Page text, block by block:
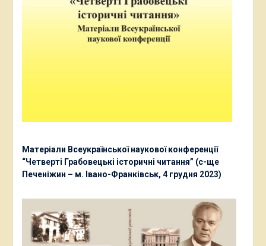
Матеріали Всеукраїнської наукової конференції
“Четверті Грабовецькі історичні читання” (с-ще
Печеніжин – м. Івано-Франківськ, 4 грудня 2023)